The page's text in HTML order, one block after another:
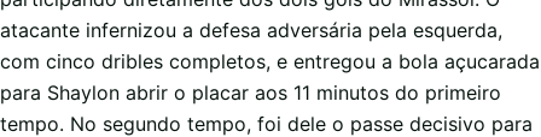
atacante infernizou a defesa adversária pela esquerda,
com cinco dribles completos, e entregou a bola açucarada
para Shaylon abrir o placar aos 11 minutos do primeiro
tempo. No segundo tempo, foi dele o passe decisivo para